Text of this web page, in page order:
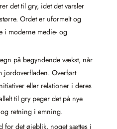
det til gry, idet det varsler
Ordet er uformelt og
i moderne medie- og
på begyndende vækst, når
jordoverfladen. Overført
eller relationer i deres
til gry peger det på nye
retning i emning.
for det øjeblik, noget sættes i